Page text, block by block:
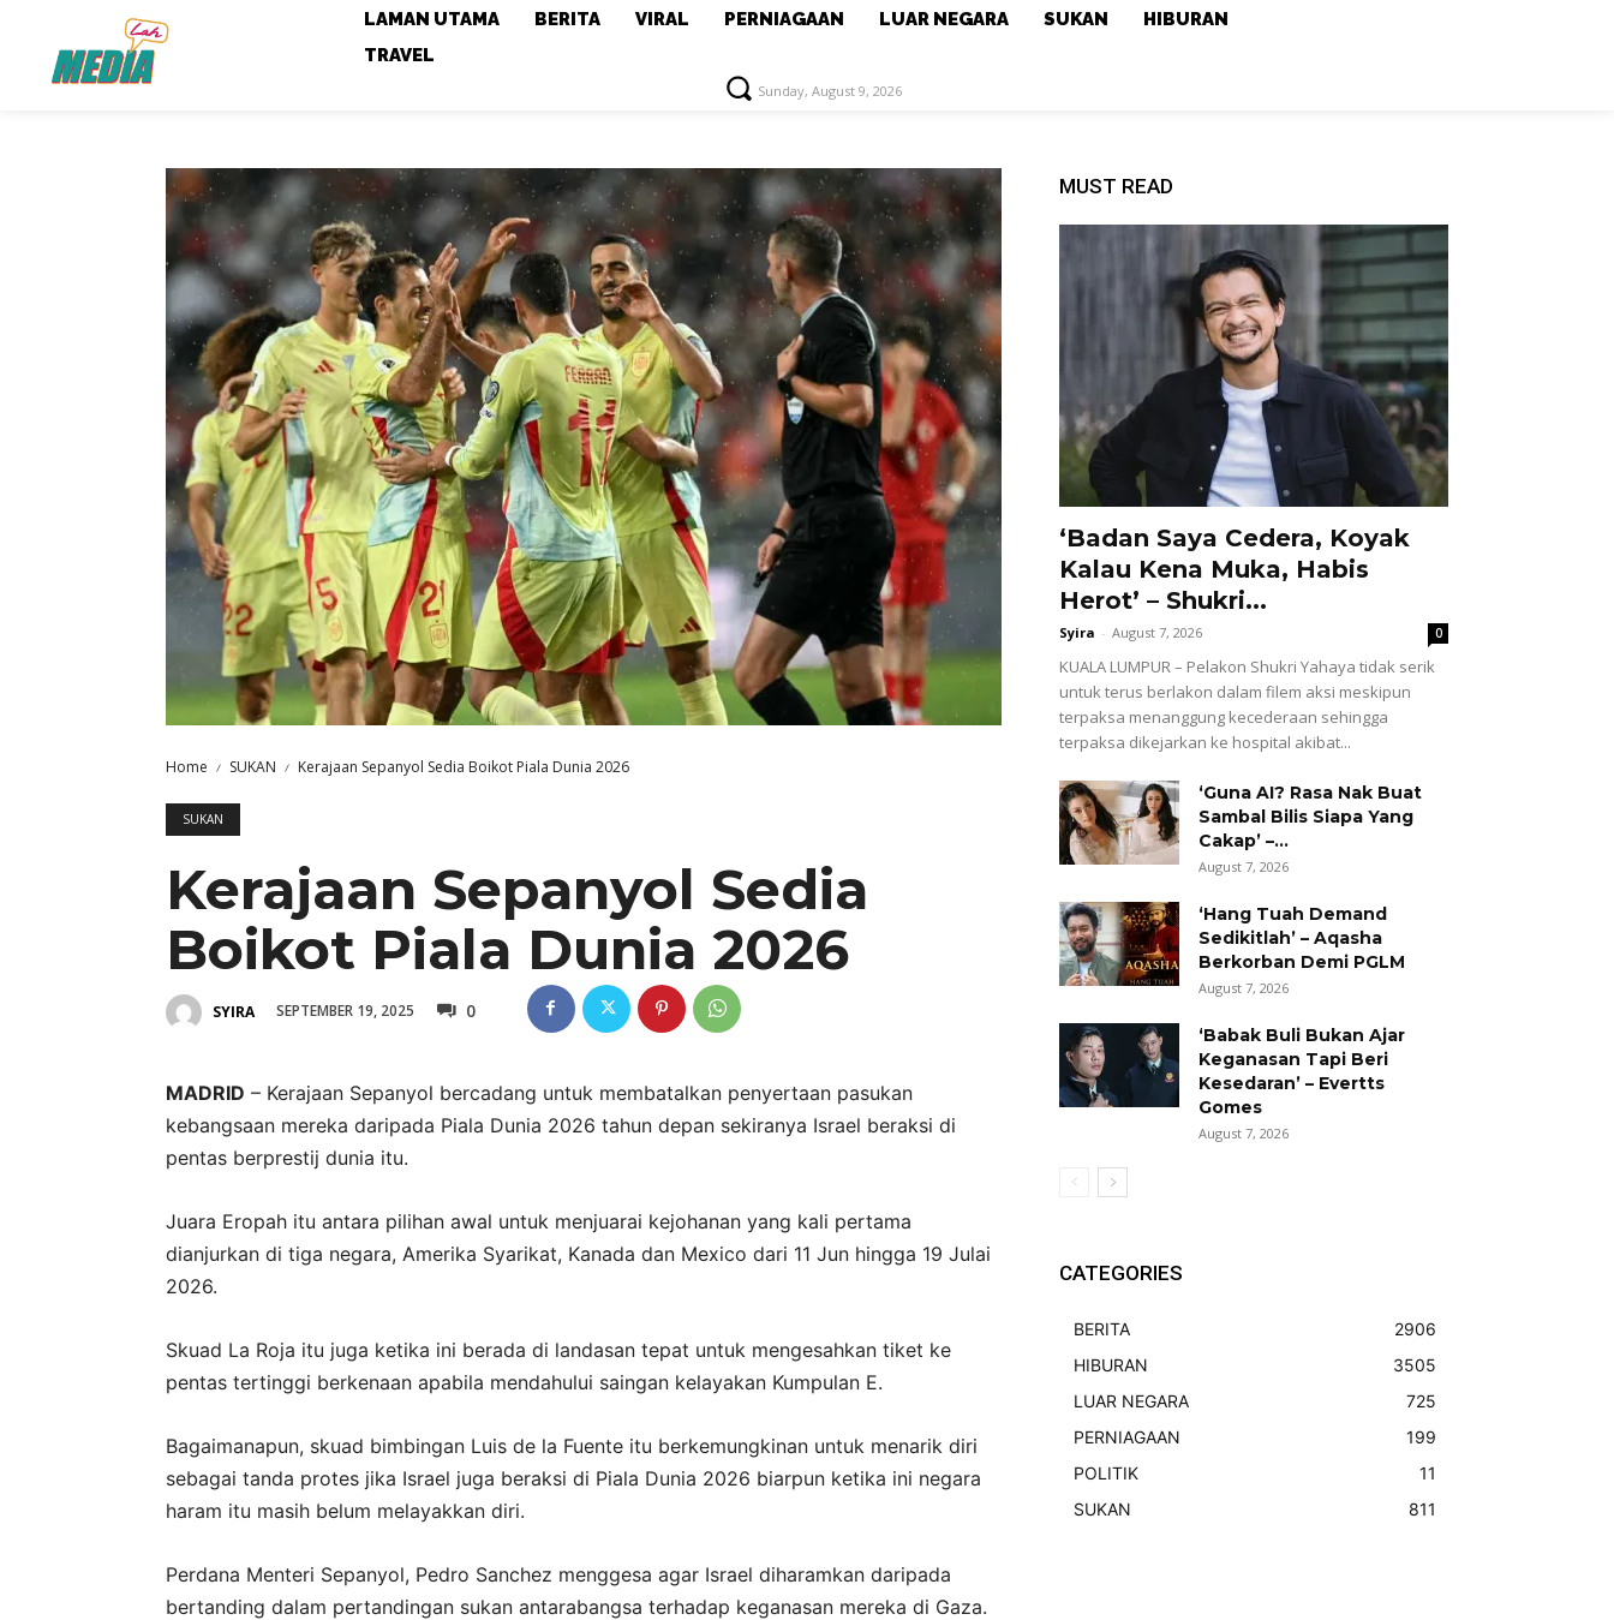
LAMAN UTAMA BERITA VIRAL PERNIAGAAN LUAR NEGARA SUKAN
HIBURAN
TRAVEL
Sunday, August 9, 2026
Home SUKAN Kerajaan Sepanyol Sedia Boikot Piala Dunia 2026
SUKAN
Kerajaan Sepanyol Sedia
Boikot Piala Dunia 2026
SYIRA SEPTEMBER 19, 2025 0
MADRID – Kerajaan Sepanyol bercadang untuk membatalkan penyertaan pasukan
kebangsaan mereka daripada Piala Dunia 2026 tahun depan sekiranya Israel beraksi di
pentas berprestij dunia itu.
Juara Eropah itu antara pilihan awal untuk menjuarai kejohanan yang kali pertama
dianjurkan di tiga negara, Amerika Syarikat, Kanada dan Mexico dari 11 Jun hingga 19 Julai
2026.
Skuad La Roja itu juga ketika ini berada di landasan tepat untuk mengesahkan tiket ke
pentas tertinggi berkenaan apabila mendahului saingan kelayakan Kumpulan E.
Bagaimanapun, skuad bimbingan Luis de la Fuente itu berkemungkinan untuk menarik diri
sebagai tanda protes jika Israel juga beraksi di Piala Dunia 2026 biarpun ketika ini negara
haram itu masih belum melayakkan diri.
Perdana Menteri Sepanyol, Pedro Sanchez menggesa agar Israel diharamkan daripada
bertanding dalam pertandingan sukan antarabangsa terhadap keganasan mereka di Gaza.
MUST READ
‘Badan Saya Cedera, Koyak
Kalau Kena Muka, Habis
Herot’ – Shukri...
Syira - August 7, 2026 0
KUALA LUMPUR – Pelakon Shukri Yahaya tidak serik
untuk terus berlakon dalam filem aksi meskipun
terpaksa menanggung kecederaan sehingga
terpaksa dikejarkan ke hospital akibat...
‘Guna AI? Rasa Nak Buat
Sambal Bilis Siapa Yang
Cakap’ –...
August 7, 2026
‘Hang Tuah Demand
Sedikitlah’ – Aqasha
Berkorban Demi PGLM
August 7, 2026
‘Babak Buli Bukan Ajar
Keganasan Tapi Beri
Kesedaran’ – Evertts
Gomes
August 7, 2026
CATEGORIES
BERITA
2906
HIBURAN
3505
LUAR NEGARA
725
PERNIAGAAN
199
POLITIK
11
SUKAN
811